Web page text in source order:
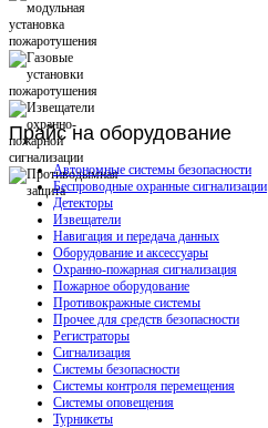
Прайсна оборудование
Автономные системы безопасности
Беспроводные охранные сигнализации
Детекторы
Извещатели
Навигация и передача данных
Оборудование и аксессуары
Охранно-пожарная сигнализация
Пожарное оборудование
Противокражные системы
Прочее для средств безопасности
Регистраторы
Сигнализация
Системы безопасности
Системы контроля перемещения
Системы оповещения
Турникеты